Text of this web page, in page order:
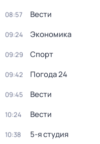
08:57 Вести
09:24 Экономика
09:29 Спорт
09:42 Погода 24
09:45 Вести
10:24 Вести
10:38 5-я студия